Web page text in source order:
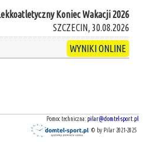
Koniec Wakacji 2026
SZCZECIN, 30.08.2026
WYNIKI ONLINE
Pomoc techniczna: pilar@domtel-sport.pl
© by Pilar 2021-2025